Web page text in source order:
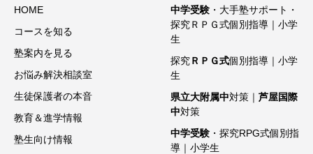
HOME
コースを知る
塾案内を見る
お悩み解決相談室
生徒保護者の本音
教育＆進学情報
塾生向け情報
中学受験 ・大手塾サポート・
探究ＲＰＧ式個別指導｜小学
生
探究ＲＰＧ式個別指導｜小学
生
県立大附属中対策｜ 芦屋国際
中対策
中学受験 ・探究RPG式個別指
導｜小学生